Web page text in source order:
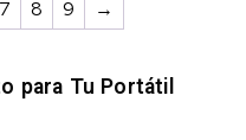
7 8 9 →
para Tu Portátil